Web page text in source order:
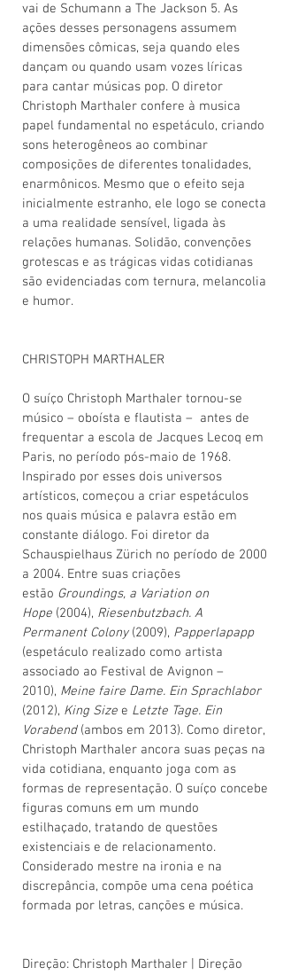
vai de Schumann a The Jackson 5. As
ações desses personagens assumem
dimensões cômicas, seja quando eles
dançam ou quando usam vozes líricas
para cantar músicas pop. O diretor
Christoph Marthaler confere à musica
papel fundamental no espetáculo, criando
sons heterogêneos ao combinar
composições de diferentes tonalidades,
enarmônicos. Mesmo que o efeito seja
inicialmente estranho, ele logo se conecta
a uma realidade sensível, ligada às
relações humanas. Solidão, convenções
grotescas e as trágicas vidas cotidianas
são evidenciadas com ternura, melancolia
e humor.
CHRISTOPH MARTHALER
O suíço Christoph Marthaler tornou-se
músico – oboísta e flautista – antes de
frequentar a escola de Jacques Lecoq em
Paris, no período pós-maio de 1968.
Inspirado por esses dois universos
artísticos, começou a criar espetáculos
nos quais música e palavra estão em
constante diálogo. Foi diretor da
Schauspielhaus Zürich no período de 2000
a 2004. Entre suas criações
estão Groundings, a Variation on
Hope (2004), Riesenbutzbach. A
Permanent Colony(2009), Papperlapapp
(espetáculo realizado como artista
associado ao Festival de Avignon –
2010), Meine faire Dame. Ein Sprachlabor
(2012), King Size e Letzte Tage. Ein
Vorabend(ambos em 2013). Como diretor,
Christoph Marthaler ancora suas peças na
vida cotidiana, enquanto joga com as
formas de representação. O suíço concebe
figuras comuns em um mundo
estilhaçado, tratando de questões
existenciais e de relacionamento.
Considerado mestre na ironia e na
discrepância, compõe uma cena poética
formada por letras, canções e música.
Direção: Christoph Marthaler | Direção